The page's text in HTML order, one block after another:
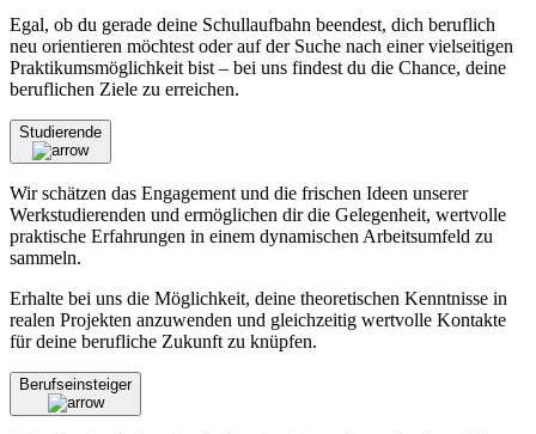
Egal, ob du gerade deine Schullaufbahn beendest, dich beruflich
neu orientieren möchtest oder auf der Suche nach einer vielseitigen
Praktikumsmöglichkeit bist – bei uns findest du die Chance, deine
beruflichen Ziele zu erreichen.
Studierende
Wir schätzen das Engagement und die frischen Ideen unserer
Werkstudierenden und ermöglichen dir die Gelegenheit, wertvolle
praktische Erfahrungen in einem dynamischen Arbeitsumfeld zu
sammeln.
Erhalte bei uns die Möglichkeit, deine theoretischen Kenntnisse in
realen Projekten anzuwenden und gleichzeitig wertvolle Kontakte
für deine berufliche Zukunft zu knüpfen.
Berufseinsteiger